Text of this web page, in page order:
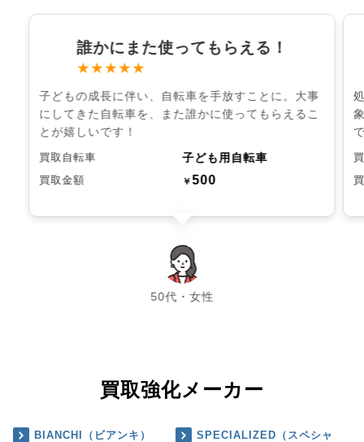
誰かにまた使ってもらえる！
★★★★★
子どもの成長に伴い、自転車を手放すことに。大事
にしてきた自転車を、また誰かに使ってもらえるこ
とが嬉しいです！
買取自転車 子ども用自転車
買取金額 ￥500
50代・女性
chevron_left chevron_right
買取強化メーカー
BIANCHI（ビアンキ）
SPECIALIZED（スペシャ